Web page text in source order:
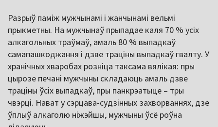
Разрыў паміж мужчынамі і жанчынамі вельмі
прыкметны. На мужчынаў прыпадае каля 70 % усіх
алкагольных траўмаў, амаль 80 % выпадкаў
самапашкоджання і дзве траціны выпадкаў гвалту. У
хранічных хваробах розніца таксама вялікая: пры
цырозе печані мужчыны складаюць амаль дзве
траціны ўсіх выпадкаў, пры панкрэатыце – тры
чвэрці. Нават у сэрцава-судзінных захворваннях, дзе
ўплыў алкаголю ніжэйшы, мужчыны ўсё роўна